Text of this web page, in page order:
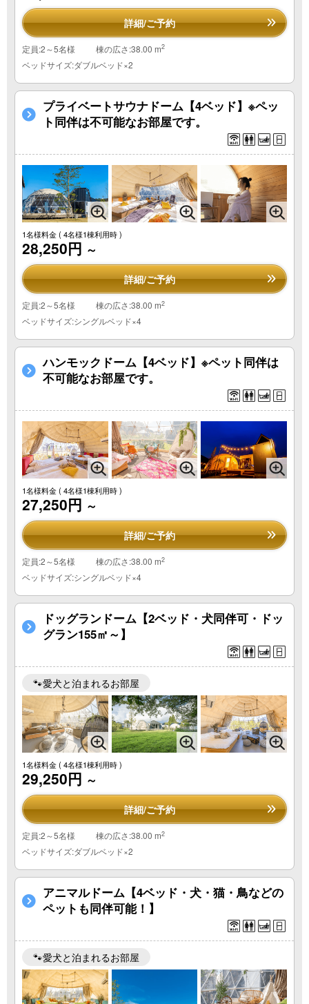
詳細/ご予約
定員:2～5名様 棟の広さ:38.00 m2
ベッドサイズ:ダブルベッド×2
プライベートサウナドーム【4ベッド】※ペッ
ト同伴は不可能なお部屋です。
1名様料金( 4名様1棟利用時 )
28,250円 ～
詳細/ご予約
定員:2～5名様 棟の広さ:38.00 m2
ベッドサイズ:シングルベッド×4
ハンモックドーム【4ベッド】※ペット同伴は
不可能なお部屋です。
1名様料金( 4名様1棟利用時 )
27,250円 ～
詳細/ご予約
定員:2～5名様 棟の広さ:38.00 m2
ベッドサイズ:シングルベッド×4
ドッグランドーム【2ベッド・犬同伴可・ドッ
グラン155㎡～】
🐾愛犬と泊まれるお部屋
1名様料金( 4名様1棟利用時 )
29,250円 ～
詳細/ご予約
定員:2～5名様 棟の広さ:38.00 m2
ベッドサイズ:ダブルベッド×2
アニマルドーム【4ベッド・犬・猫・鳥などの
ペットも同伴可能！】
🐾愛犬と泊まれるお部屋